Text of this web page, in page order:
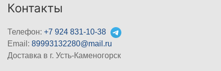
Контакты
Телефон: +7 924 831-10-38
Email: 89993132280@mail.ru
Доставка в г. Усть-Каменогорск